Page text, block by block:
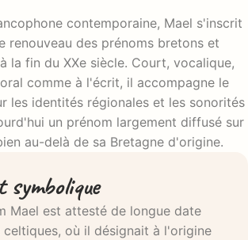
contemporaine, Mael s'inscrit
renouveau des prénoms bretons et
la fin du XXe siècle. Court, vocalique,
comme à l'écrit, il accompagne le
les identités régionales et les sonorités
un prénom largement diffusé sur
au-delà de sa Bretagne d'origine.
Mael est attesté de longue date
celtiques, où il désignait à l'origine